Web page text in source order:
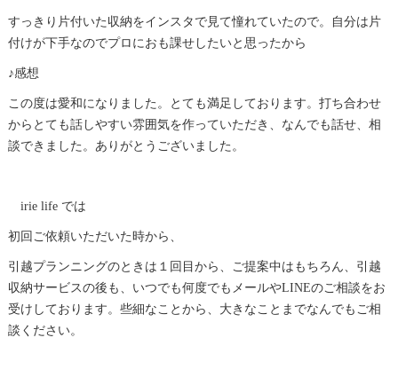
すっきり片付いた収納をインスタで見て憧れていたので。自分は片
付けが下手なのでプロにおも課せしたいと思ったから
♪感想
この度は愛和になりました。とても満足しております。打ち合わせ
からとても話しやすい雰囲気を作っていただき、なんでも話せ、相
談できました。ありがとうございました。
irie life では
初回ご依頼いただいた時から、
引越プランニングのときは１回目から、ご提案中はもちろん、引越
収納サービスの後も、いつでも何度でもメールやLINEのご相談をお
受けしております。些細なことから、大きなことまでなんでもご相
談ください。